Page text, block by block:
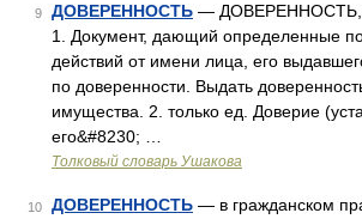
9 ДОВЕРЕННОСТЬ — ДОВЕРЕННОСТЬ,
1. Документ, дающий определенные
действий от имени лица, его
по доверенности. Выдать
имущества. 2. только ед. Доверие
его&#8230; …
Толковый словарь Ушакова
10 ДОВЕРЕННОСТЬ — в гражданском